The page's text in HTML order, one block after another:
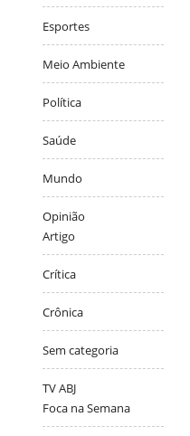
Esportes
Meio Ambiente
Política
Saúde
Mundo
Opinião
Artigo
Crítica
Crônica
Sem categoria
TV ABJ
Foca na Semana